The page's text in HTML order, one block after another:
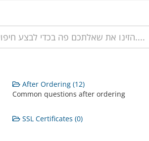
After Ordering (12)
Common questions after ordering
SSL Certificates (0)